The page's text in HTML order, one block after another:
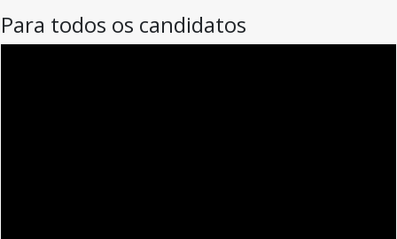
Para todos os candidatos